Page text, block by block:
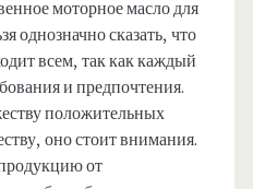
моторное масло для
однозначно сказать, что
всем, так как каждый
и предпочтения.
положительных
оно стоит внимания.
от